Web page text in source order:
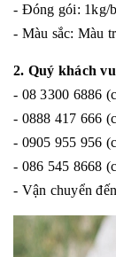
- Đóng gói: 1kg/
- Màu sắc: Màu
2. Quý khách
- 08 3300 6886
- 0888 417 666
- 0905 955 956
- 086 545 8668
- Vận chuyển